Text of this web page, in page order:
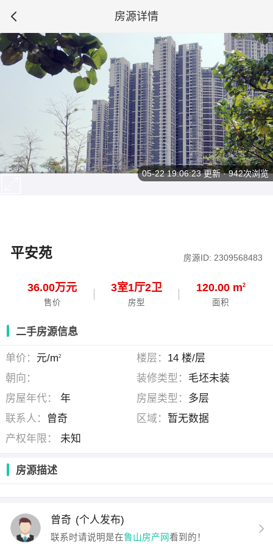
房源详情
平安苑 房源ID: 2309568483
36.00万元
售价
3室1厅2卫
房型
120.00 m2
面积
05-22 19:06:23更新 · 942次浏览
二手房源信息
单价： 元/m2 楼层： 14 楼/层
朝向：
装修类型： 毛坯未装
房屋年代：
年 房屋类型： 多层
联系人：
曾奇 区域： 暂无数据
产权年限：
未知
房源描述
曾奇 (个人发布)
联系时请说明是在鲁山房产网看到的！